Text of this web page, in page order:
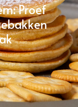
Proef